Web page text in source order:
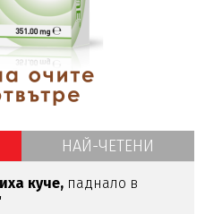
НАЙ-ЧЕТЕНИ
куче, паднало в